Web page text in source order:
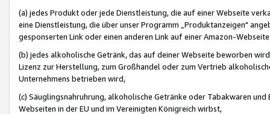
(a) jedes Produkt oder jede Dienstleistung, die auf einer Webseite
eine Dienstleistung, die über unser Programm „Produktanzeigen"
gesponserten Link oder einen anderen Link auf einer Amazon-
(b) jedes alkoholische Getränk, das auf deiner Webseite beworben
Lizenz zur Herstellung, zum Großhandel oder zum Vertrieb
Unternehmens betrieben wird,
(c) Säuglingsnahruhrung, alkoholische Getränke oder Tabakwaren
Webseiten in der EU und im Vereinigten Königreich wirbst,